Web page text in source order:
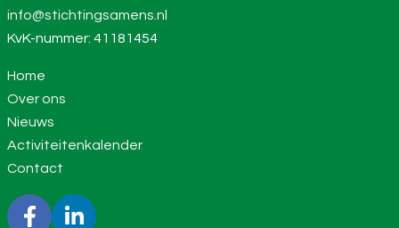
info@stichtingsamens.nl
KvK-nummer: 41181454
Home
Over ons
Nieuws
Activiteitenkalender
Contact